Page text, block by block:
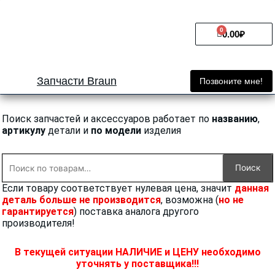
0.00₽
0
Cart
Запчасти Braun Позвоните мне!
Поиск запчастей и аксессуаров работает по названию,
артикулу детали и по модели изделия
Поиск
Если товару соответствует нулевая цена, значит данная
деталь больше не производится, возможна (но не
гарантируется) поставка аналога другого
производителя!
В текущей ситуации НАЛИЧИЕ и ЦЕНУ необходимо
уточнять у поставщика!!!